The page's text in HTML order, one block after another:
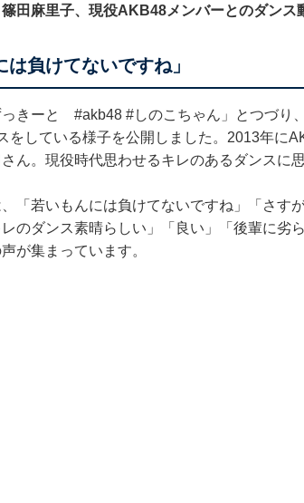
篠田麻里子、現役AKB48メンバーとのダンス
は負けてないですね」
きーと #akb48 #しのこちゃん」とつづり
をしている様子を公開しました。2013年に
ん。現役時代思わせるキレのあるダンスに
「若いもんには負けてないですね」「さす
のダンス素晴らしい」「良い」「後輩に劣
が集まっています。